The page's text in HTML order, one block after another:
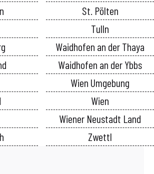
St. Pölten
Tulln
Waidhofen an der Thaya
Waidhofen an der Ybbs
Wien Umgebung
Wien
Wiener Neustadt Land
Zwettl